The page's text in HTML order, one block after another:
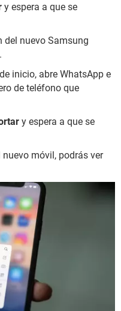
y espera a que se
del nuevo Samsung
inicio, abre WhatsApp e
de teléfono que
y espera a que se
móvil, podrás ver